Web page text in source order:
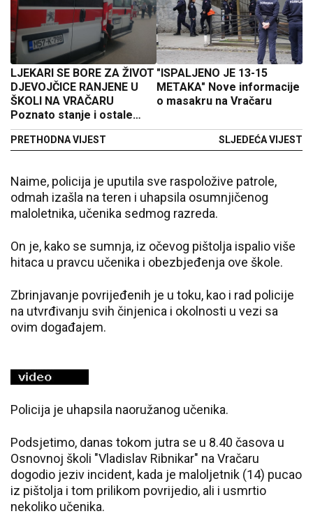
LJEKARI SE BORE ZA ŽIVOT
DJEVOJČICE RANJENE U
ŠKOLI NA VRAČARU
Poznato stanje i ostale
povrijeđene djece
PRETHODNA VIJEST
"ISPALJENO JE 13-15
METAKA" Nove informacije
o masakru na Vračaru
SLJEDEĆA VIJEST
Naime, policija je uputila sve raspoložive patrole,
odmah izašla na teren i uhapsila osumnjičenog
maloletnika, učenika sedmog razreda.
On je, kako se sumnja, iz očevog pištolja ispalio više
hitaca u pravcu učenika i obezbjeđenja ove škole.
Zbrinjavanje povrijeđenih je u toku, kao i rad policije
na utvrđivanju svih činjenica i okolnosti u vezi sa
ovim događajem.
Policija je uhapsila naoružanog učenika.
Podsjetimo, danas tokom jutra se u 8.40 časova u
Osnovnoj školi "Vladislav Ribnikar" na Vračaru
dogodio jeziv incident, kada je maloljetnik (14) pucao
iz pištolja i tom prilikom povrijedio, ali i usmrtio
nekoliko učenika.